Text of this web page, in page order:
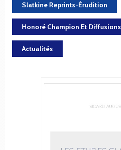
Slatkine Reprints-Érudition
Honoré Champion Et Diffusions
Actualités